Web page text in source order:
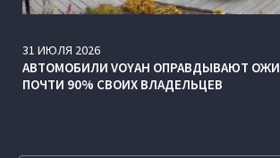
31 ИЮЛЯ 2026
АВТОМОБИЛИ VOYAH ОПРАВДЫВАЮТ
ПОЧТИ 90% СВОИХ ВЛАДЕЛЬЦЕВ